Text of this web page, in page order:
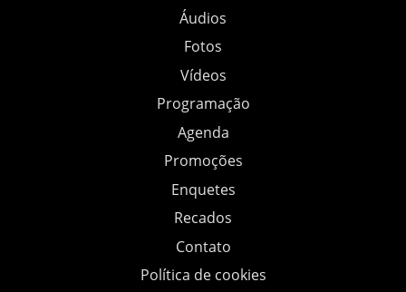
Áudios
Fotos
Vídeos
Programação
Agenda
Promoções
Enquetes
Recados
Contato
Política de cookies